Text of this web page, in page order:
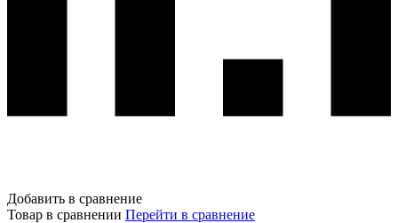
Добавить в сравнение
Товар в сравнении Перейти в сравнение